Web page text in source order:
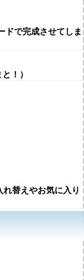
ドで完成させてしま
！）
替えやお気に入り